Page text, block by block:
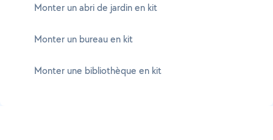
Monter un abri de jardin en kit
Monter un bureau en kit
Monter une bibliothèque en kit